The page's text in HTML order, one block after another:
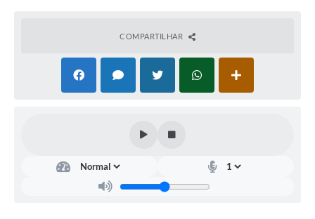
9100, em dias úteis. Prazo limite para solicitação da chave
27/05/2024, até 10 horas. Sabino-SP, 13 de
maio de 2024.
EDER RUIZ MAGALHÃES DE ANDRADE - Prefeito
COMPARTILHAR